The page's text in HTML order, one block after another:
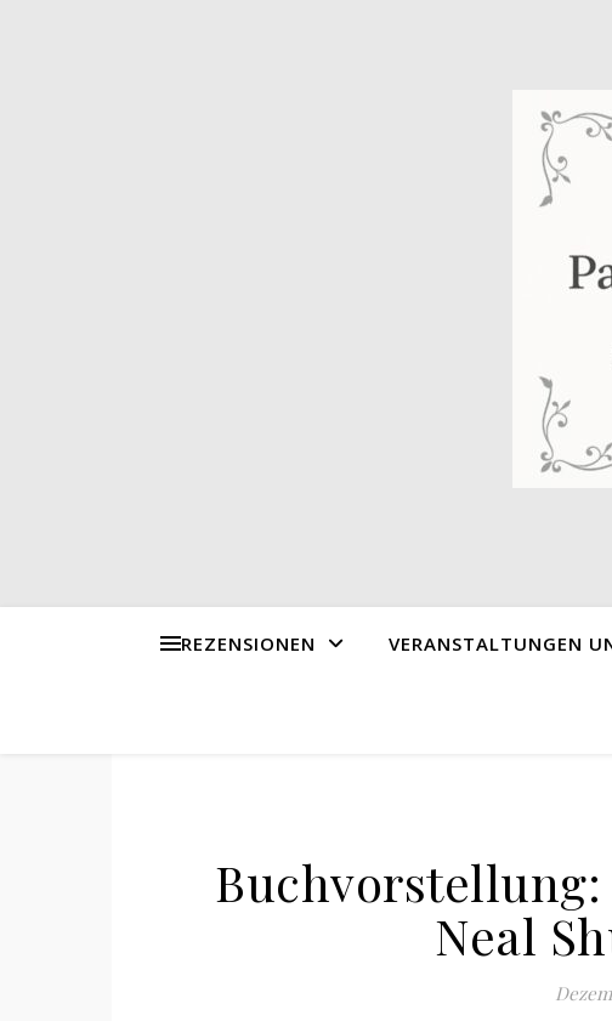
REZENSIONEN VERANSTALTUNGEN
Buchvorstellung:
Neal